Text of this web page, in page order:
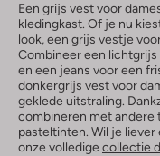
Een grijs vest voor
kledingkast. Of je nu
look, een grijs vestje
Combineer een
en een jeans voor een
donkergrijs vest voor
geklede uitstraling.
combineren met andere
pasteltinten. Wil je liever
onze volledige collectie